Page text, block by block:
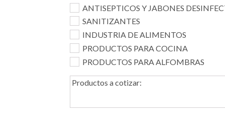
ANTISEPTICOS Y JABONES
SANITIZANTES
INDUSTRIA DE ALIMENTOS
PRODUCTOS PARA COCINA
PRODUCTOS PARA ALFOMBRAS